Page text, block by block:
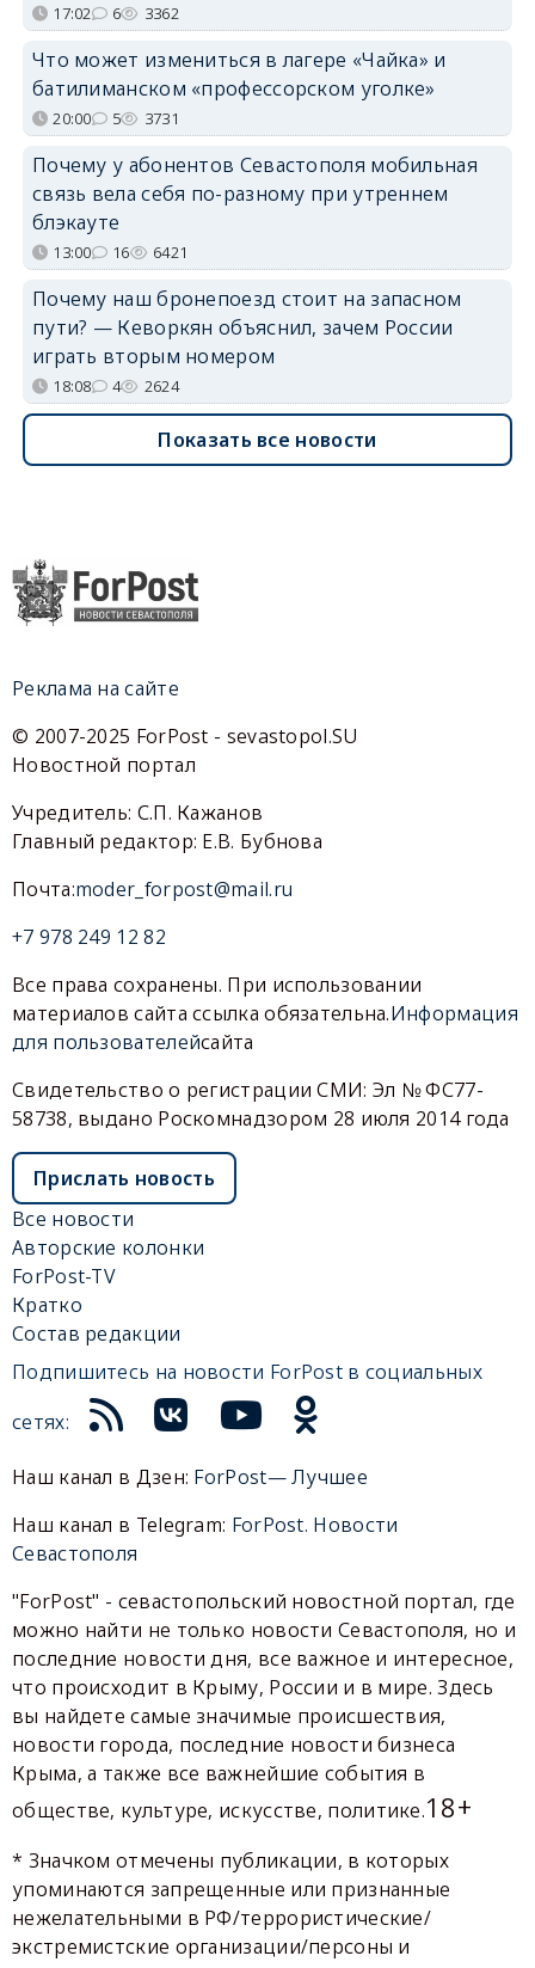
17:02 6 3362
Что может измениться в лагере «Чайка» и
батилиманском «профессорском уголке»
20:00 5 3731
Почему у абонентов Севастополя мобильная
связь вела себя по-разному при утреннем
блэкауте
13:00 16 6421
Почему наш бронепоезд стоит на запасном
пути? — Кеворкян объяснил, зачем России
играть вторым номером
18:08 4 2624
Показать все новости
Реклама на сайте
© 2007-2025 ForPost - sevastopol.SU
Новостной портал
Учредитель: С.П. Кажанов
Главный редактор: Е.В. Бубнова
Почта:moder_forpost@mail.ru
+7 978 249 12 82
Все права сохранены. При использовании
материалов сайта ссылка обязательна.Информация
для пользователейсайта
Свидетельство о регистрации СМИ: Эл № ФС77-
58738, выдано Роскомнадзором 28 июля 2014 года
Прислать новость
Все новости
Авторские колонки
ForPost-TV
Кратко
Состав редакции
Подпишитесь на новости ForPost в социальных
сетях:
Наш канал в Дзен: ForPost— Лучшее
Наш канал в Telegram: ForPost. Новости
Севастополя
"ForPost" - севастопольский новостной портал, где
можно найти не только новости Севастополя, но и
последние новости дня, все важное и интересное,
что происходит в Крыму, России и в мире. Здесь
вы найдете самые значимые происшествия,
новости города, последние новости бизнеса
Крыма, а также все важнейшие события в
обществе, культуре, искусстве, политике.18+
* Значком отмечены публикации, в которых
упоминаются запрещенные или признанные
нежелательными в РФ/террористические/
экстремистские организации/персоны и